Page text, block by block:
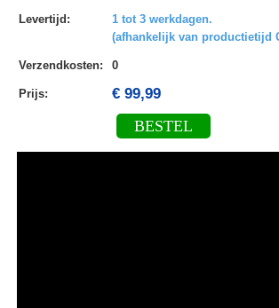
Levertijd :
1 tot 3 werkdagen.
(afhankelijk van productietijd
Verzendkosten: 0
Prijs: € 99,99
BESTEL